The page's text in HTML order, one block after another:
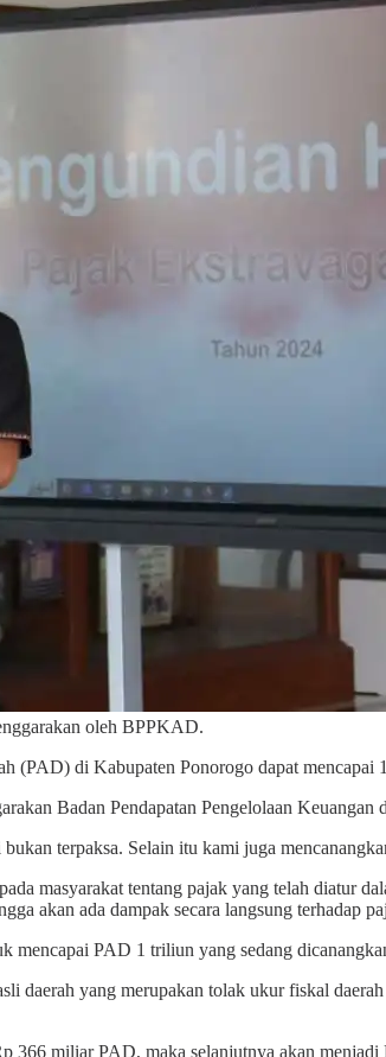
oleh BPPKAD.
(PAD) di Kabupaten Ponorogo dapat
Badan Pendapatan Pengelolaan Keuangan
terpaksa. Selain itu kami juga
masyarakat tentang pajak yang telah diatur
akan ada dampak secara langsung terhadap
PAD 1 triliun yang sedang
daerah yang merupakan tolak ukur fiskal
366 miliar PAD, maka selanjutnya akan